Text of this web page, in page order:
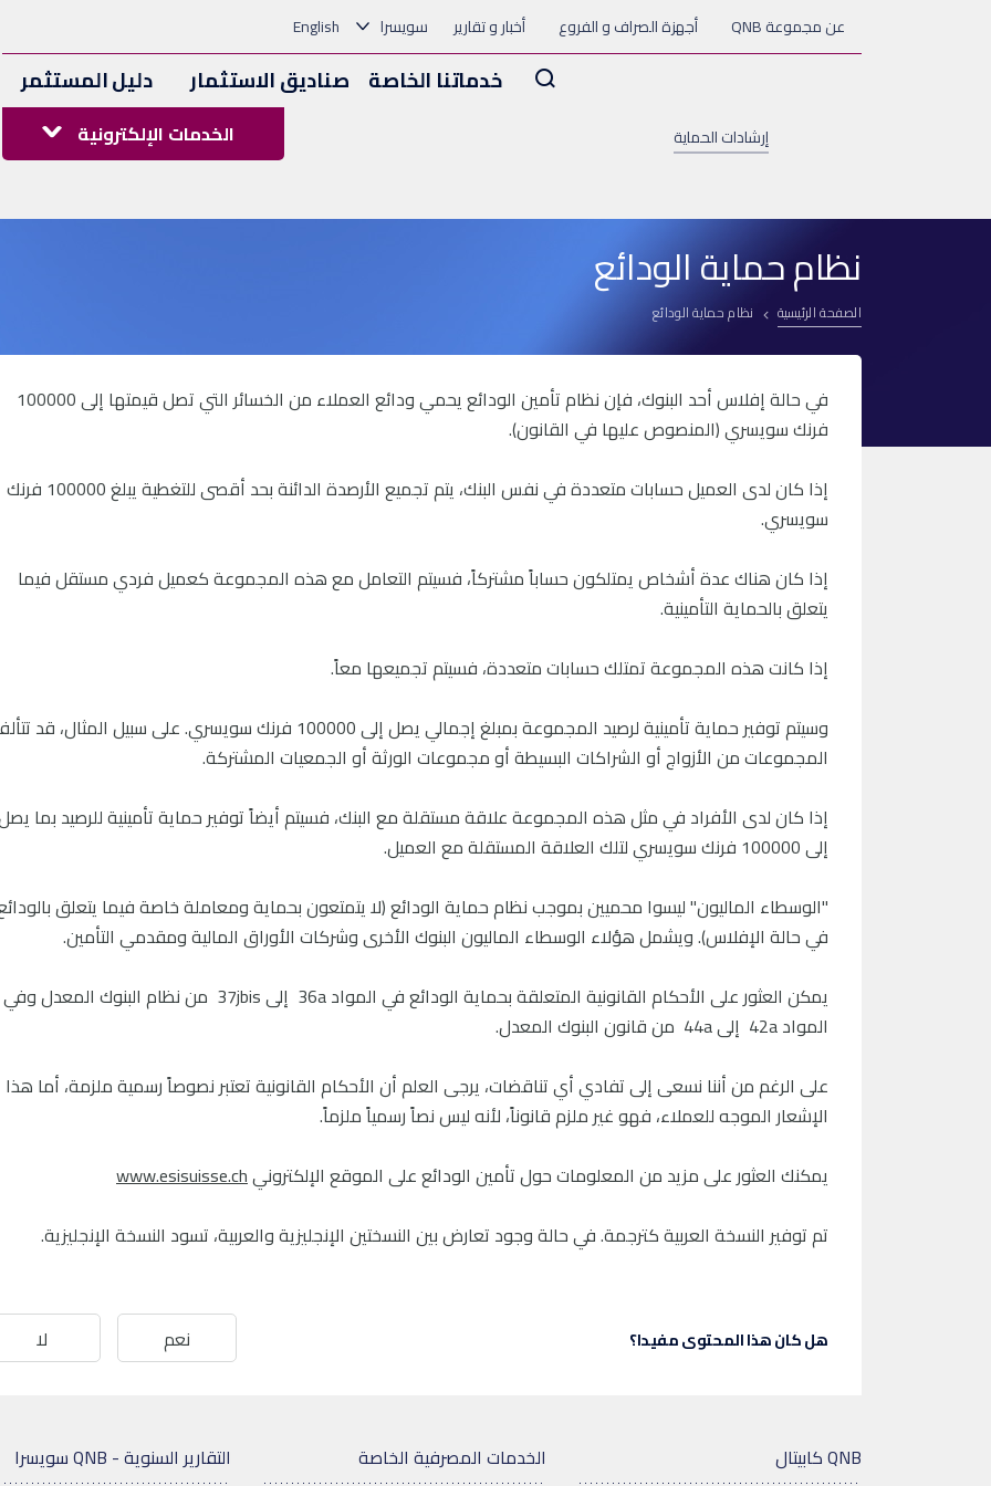
عن مجموعة QNB أجهزة الصراف و الفروع أخبار و تقارير سويسرا English
خدماتنا الخاصة صناديق الاستثمار دليل المستثمر Arama
الخدمات الإلكترونية إرشادات الحماية
نظام حماية الودائع
الصفحة الرئيسية نظام حماية الودائع
في حالة إفلاس أحد البنوك، فإن نظام تأمين الودائع يحمي ودائع العملاء من الخسائر التي تصل قيمتها إلى 100000
فرنك سويسري (المنصوص عليها في القانون).
إذا كان لدى العميل حسابات متعددة في نفس البنك، يتم تجميع الأرصدة الدائنة بحد أقصى للتغطية يبلغ 100000 فرنك
سويسري.
إذا كان هناك عدة أشخاص يمتلكون حساباً مشتركاً، فسيتم التعامل مع هذه المجموعة كعميل فردي مستقل فيما
يتعلق بالحماية التأمينية.
إذا كانت هذه المجموعة تمتلك حسابات متعددة، فسيتم تجميعها معاً.
وسيتم توفير حماية تأمينية لرصيد المجموعة بمبلغ إجمالي يصل إلى 100000 فرنك سويسري. على سبيل المثال، قد
المجموعات من الأزواج أو الشراكات البسيطة أو مجموعات الورثة أو الجمعيات المشتركة.
إذا كان لدى الأفراد في مثل هذه المجموعة علاقة مستقلة مع البنك، فسيتم أيضاً توفير حماية تأمينية للرصيد بما
إلى 100000 فرنك سويسري لتلك العلاقة المستقلة مع العميل.
"الوسطاء الماليون" ليسوا محميين بموجب نظام حماية الودائع (لا يتمتعون بحماية ومعاملة خاصة فيما يتعلق
في حالة الإفلاس). ويشمل هؤلاء الوسطاء الماليون البنوك الأخرى وشركات الأوراق المالية ومقدمي التأمين.
يمكن العثور على الأحكام القانونية المتعلقة بحماية الودائع في المواد 36a إلى 37jbis من نظام البنوك المعدل وفي
المواد 42a إلى 44a من قانون البنوك المعدل.
على الرغم من أننا نسعى إلى تفادي أي تناقضات، يرجى العلم أن الأحكام القانونية تعتبر نصوصاً رسمية ملزمة، أما هذا
الإشعار الموجه للعملاء، فهو غير ملزم قانوناً، لأنه ليس نصاً رسمياً ملزماً.
يمكنك العثور على مزيد من المعلومات حول تأمين الودائع على الموقع الإلكترونيwww.esisuisse.ch
تم توفير النسخة العربية كترجمة. في حالة وجود تعارض بين النسختين الإنجليزية والعربية، تسود النسخة الإنجليزية.
هل كان هذا المحتوى مفيدا؟ نعم لا
QNB كابيتال الخدمات المصرفية الخاصة التقارير السنوية - QNB سويسرا